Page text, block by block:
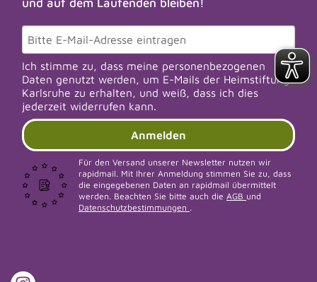
und auf dem Laufenden bleiben!
Ich stimme zu, dass meine personenbezogenen
Daten genutzt werden, um E-Mails der Heimstiftung
Karlsruhe zu erhalten, und weiß, dass ich dies
jederzeit widerrufen kann.
Anmelden
Für den Versand unserer Newsletter nutzen wir
rapidmail. Mit Ihrer Anmeldung stimmen Sie zu, dass
die eingegebenen Daten an rapidmail übermittelt
werden. Beachten Sie bitte auch die AGB und
Datenschutzbestimmungen .